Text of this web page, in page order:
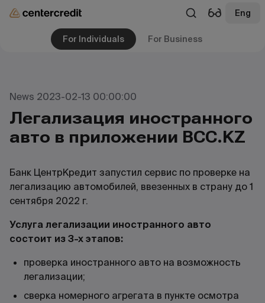
Eng
For Individuals For Business
News 2023-02-13 00:00:00
Легализация иностранного
авто в приложении BCC.KZ
Банк ЦентрКредит запустил сервис по проверке на
легализацию автомобилей, ввезенных в страну до 1
сентября 2022 г.
Услуга легализации иностранного авто
состоит из 3-х этапов:
проверка иностранного авто на возможность
легализации;
сверка номерного агрегата в пункте осмотра